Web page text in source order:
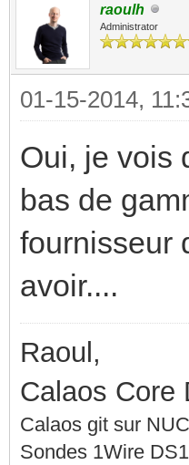
raoulh
Administrator
01-15-2014,
Oui, je vois
bas de
fournisseur
avoir....
Raoul,
Calaos Core
Calaos git sur
Sondes 1Wire